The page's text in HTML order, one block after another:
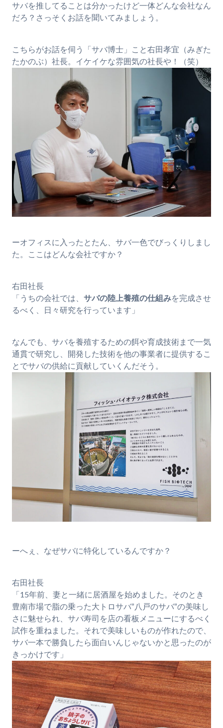
サバを推してることは分かったけど一体どんな会社なん
だろ？さっそくお話を聞いてみましょう。
こちらがお話を伺う「サバ博士」こと右田孝宜（みぎた
たかのぶ）社長。イケイケな雰囲気の社長や！（笑）
ーオフィスに入ったとたん、サバ一色でびっくりしまし
た。ここはどんな会社ですか？
右田社長
「うちの会社では、 サバの陸上養殖の仕組みを完成させ
るべく、日々研究を行っています」
なんでも、サバを養殖するための餌や育成技術まで一気
通貫で研究し、開発した技術を他の事業者に提供するこ
とでサバの供給に貢献していくんだそう。
ーへぇ、なぜサバに特化しているんですか？
右田社長
「15年前、妻と一緒に居酒屋を始めました。そのとき
豊南市場で脂の乗った大トロサバ”八戸のサバ”の美味し
さに魅せられ、サバ寿司を店の看板メニューにするべく
試作を重ねました。それで美味しいものが作れたので、
サバ一本で勝負したら面白いんじゃないかと思ったのが
きっかけです」